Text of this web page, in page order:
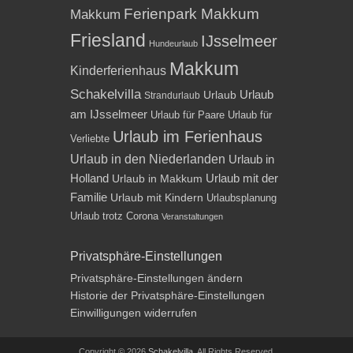
Makkum Ferienpark Makkum
Friesland Hundeurlaub IJsselmeer
Kinderferienhaus Makkum
Schakelvilla Strandurlaub Urlaub Urlaub
am IJsselmeer Urlaub für Paare Urlaub für
Verliebte Urlaub im Ferienhaus
Urlaub in den Niederlanden Urlaub in
Holland Urlaub in Makkum Urlaub mit der
Familie Urlaub mit Kindern Urlaubsplanung
Urlaub trotz Corona Veranstaltungen
Privatsphäre-Einstellungen
Privatsphäre-Einstellungen ändern
Historie der Privatsphäre-Einstellungen
Einwilligungen widerrufen
Copyright © 2026 Schakelvilla. All Rights Reserved.